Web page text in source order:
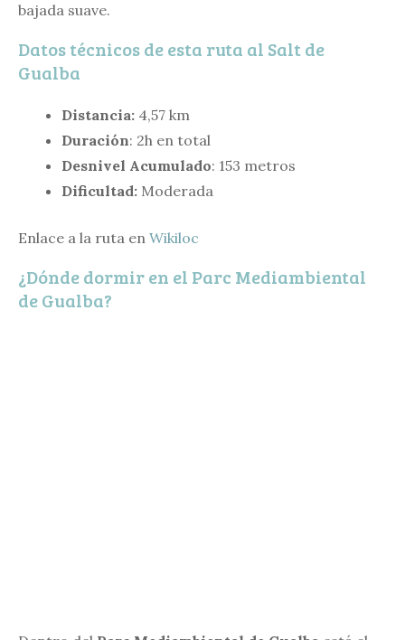
bajada suave.
Datos técnicos de esta ruta al Salt de
Gualba
Distancia: 4,57 km
Duración: 2h en total
Desnivel Acumulado: 153 metros
Dificultad: Moderada
Enlace a la ruta en Wikiloc
¿Dónde dormir en el Parc Mediambiental
de Gualba?